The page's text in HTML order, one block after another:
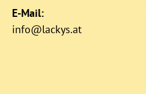
E-Mail:
info@lackys.at